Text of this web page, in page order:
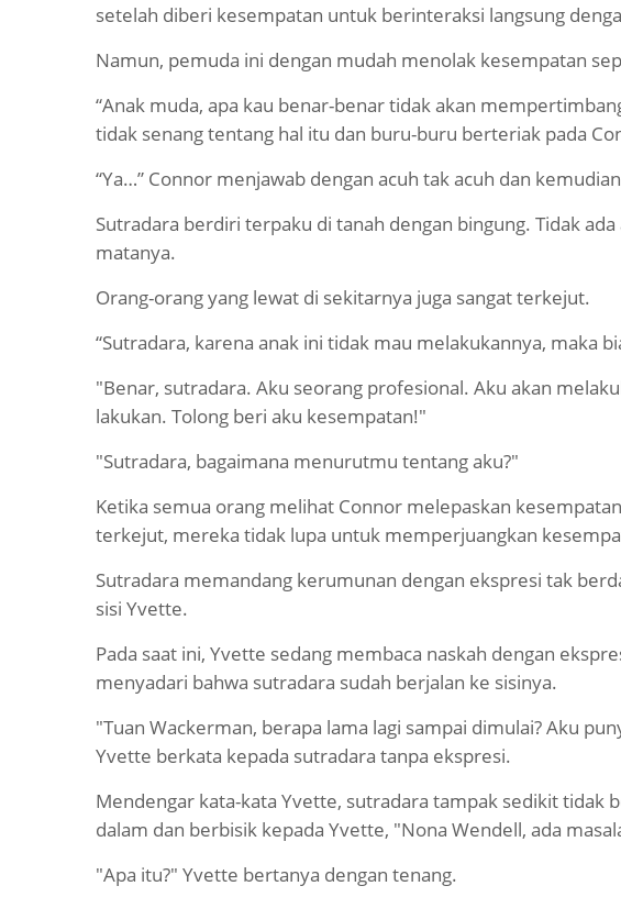
setelah diberi kesempatan untuk berinteraksi langsung
Namun, pemuda ini dengan mudah menolak kesempatan
“Anak muda, apa kau benar-benar tidak akan
tidak senang tentang hal itu dan buru-buru berteriak pada
“Ya…” Connor menjawab dengan acuh tak acuh dan
Sutradara berdiri terpaku di tanah dengan bingung. Tidak
matanya.
Orang-orang yang lewat di sekitarnya juga sangat terkejut.
“Sutradara, karena anak ini tidak mau melakukannya, maka
"Benar, sutradara. Aku seorang profesional. Aku akan
lakukan. Tolong beri aku kesempatan!"
"Sutradara, bagaimana menurutmu tentang aku?"
Ketika semua orang melihat Connor melepaskan
terkejut, mereka tidak lupa untuk memperjuangkan
Sutradara memandang kerumunan dengan ekspresi tak
sisi Yvette.
Pada saat ini, Yvette sedang membaca naskah dengan
menyadari bahwa sutradara sudah berjalan ke sisinya.
"Tuan Wackerman, berapa lama lagi sampai dimulai? Aku
Yvette berkata kepada sutradara tanpa ekspresi.
Mendengar kata-kata Yvette, sutradara tampak sedikit tidak
dalam dan berbisik kepada Yvette, "Nona Wendell, ada
"Apa itu?" Yvette bertanya dengan tenang.